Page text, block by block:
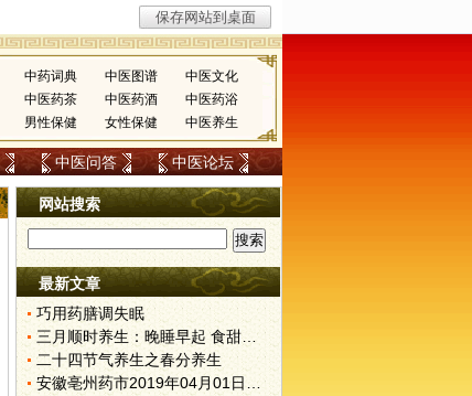
中药词典 中医图谱
中医文化
中医药茶 中医药酒
中医药浴
男性保健 女性保健 中医养生
中医问答 中医论坛
网站搜索
最新文章
巧用药膳调失眠
三月顺时养生：晚睡早起 食甜养肝
二十四节气养生之春分养生
安徽亳州药市2019年04月01日快讯